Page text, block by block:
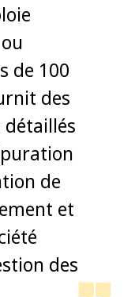
de 100
des
de
et
des